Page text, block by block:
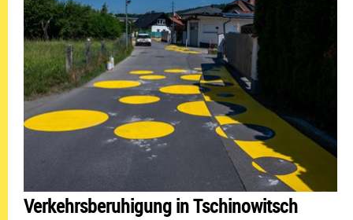
Verkehrsberuhigung in Tschinowitsch